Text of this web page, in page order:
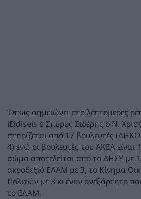
Όπως σημειώνει στο λεπτομερές
iEidiseis o Σπύρος Σιδέρης ο Ν.
στηρίζεται από 17 βουλευτές
4) ενώ οι βουλευτές του ΑΚΕΛ είναι
σώμα αποτελείται από το ΔΗΣΥ με
ακροδεξιό ΕΛΑΜ με 3, το Κίνημα
Πολιτών με 3 κι έναν ανεξάρτητο
το ΕΛΑΜ.